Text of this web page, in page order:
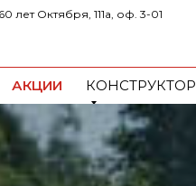
лет Октября, 111а, оф. 3-01
КОНСТРУКТОР
АКЦИИ